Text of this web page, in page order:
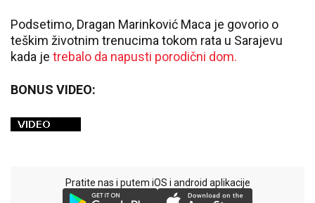
Podsetimo, Dragan Marinković Maca je govorio o
teškim životnim trenucima tokom rata u Sarajevu
kada je trebalo da napusti porodični dom.
BONUS VIDEO:
Pratite nas i putem iOS i android aplikacije